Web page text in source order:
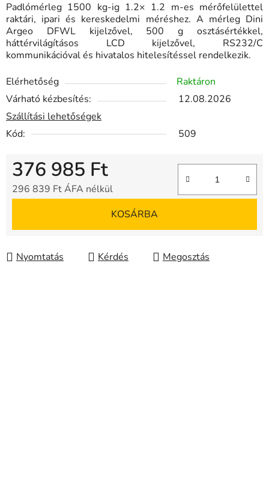
Padlómérleg 1500 kg-ig 1.2× 1.2 m-es mérőfelülettel
raktári, ipari és kereskedelmi méréshez. A mérleg Dini
Argeo DFWL kijelzővel, 500 g osztásértékkel,
háttérvilágításos LCD kijelzővel, RS232/C
kommunikációval és hivatalos hitelesítéssel rendelkezik.
Elérhetőség
Raktáron
Várható kézbesítés:
12.08.2026
Szállítási lehetőségek
Kód:
509
376 985 Ft
296 839 Ft ÁFA nélkül
KOSÁRBA
Nyomtatás Kérdés Megosztás